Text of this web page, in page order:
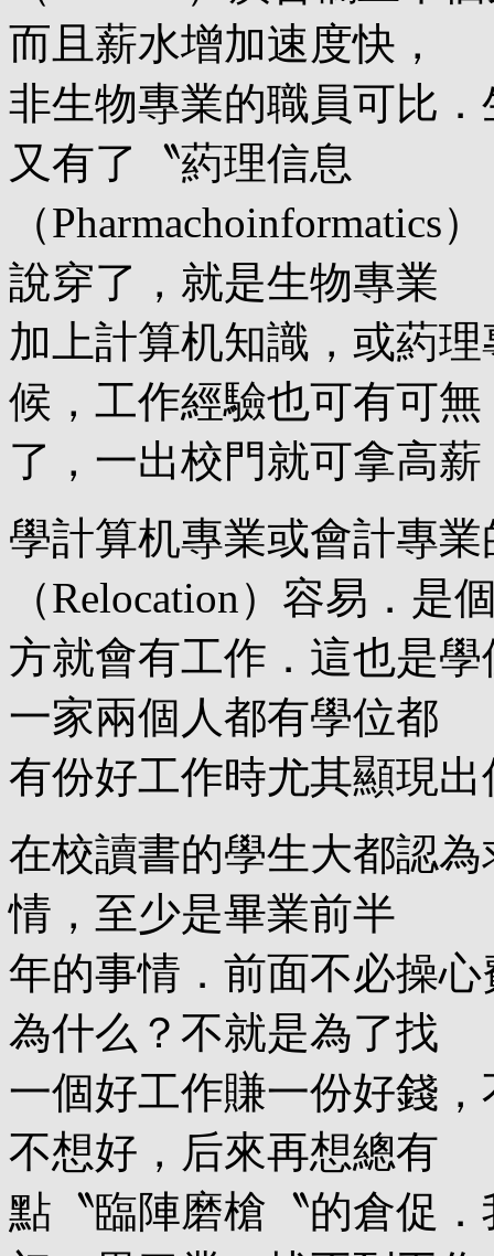
而且薪水增加速度快，
非生物專業的職員可比
又有了〝葯理信息
（
說穿了，就是生物專業
加上計算机知識，或葯
候，工作經驗也可有可無
了，一出校門就可拿高薪
學計算机專業或會計專
（Relocation）容易．是
方就會有工作．這也是
一家兩個人都有學位都
有份好工作時尤其顯現
在校讀書的學生大都認
情，至少是畢業前半
年的事情．前面不必操
為什么？不就是為了找
一個好工作賺一份好錢
不想好，后來再想總有
點〝臨陣磨槍〝的倉促